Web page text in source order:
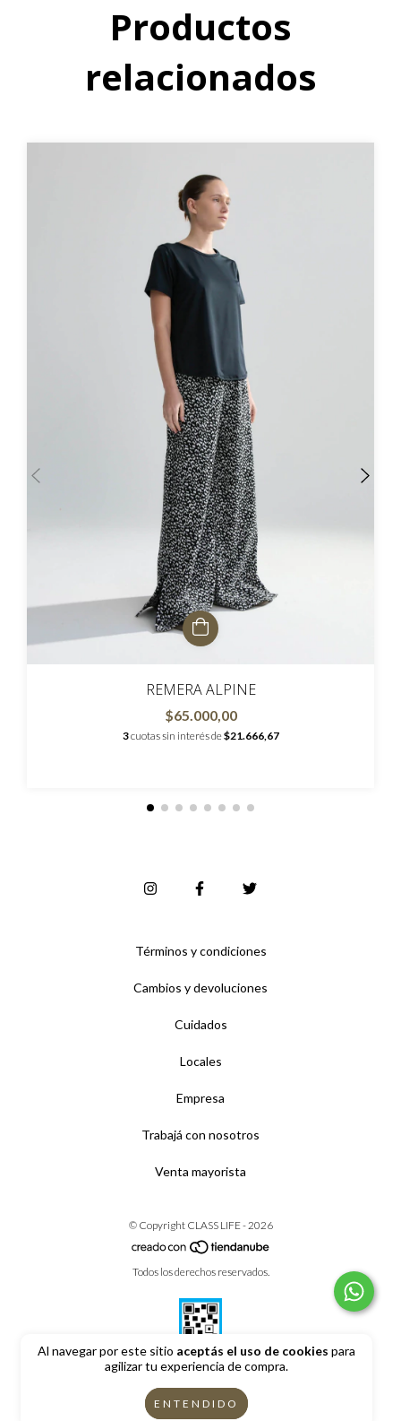
Al navegar por este sitio aceptás el uso de cookies para
agilizar tu experiencia de compra.
ENTENDIDO
Productos
relacionados
REMERA ALPINE
$65.000,00
3cuotas sin interés de$21.666,67
Términos y condiciones
Cambios y devoluciones
Cuidados
Locales
Empresa
Trabajá con nosotros
Venta mayorista
© Copyright CLASS LIFE - 2026
Todos los derechos reservados.
Defensa de las y los consumidores. Para reclamos